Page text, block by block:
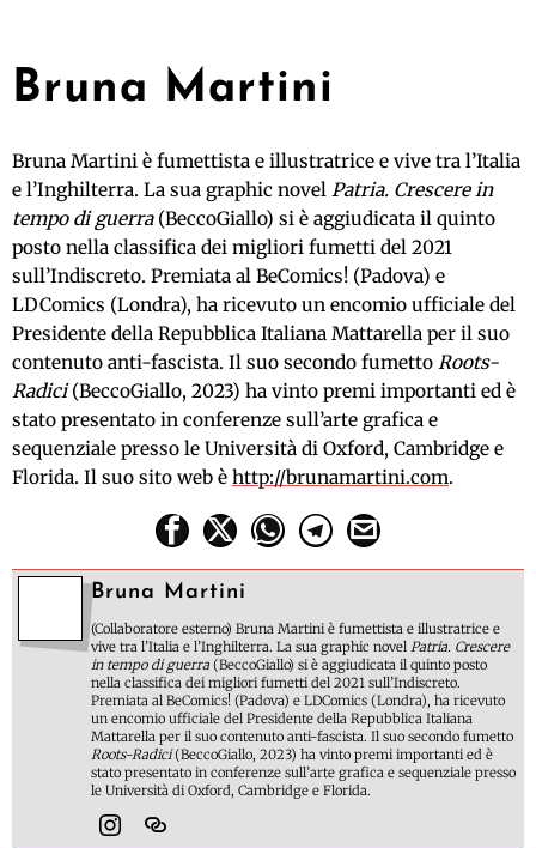
Bruna Martini
Bruna Martini è fumettista e illustratrice e vive tra l’Italia
e l’Inghilterra. La sua graphic novel Patria. Crescere in
tempo di guerra(BeccoGiallo) si è aggiudicata il quinto
posto nella classifica dei migliori fumetti del 2021
sull’Indiscreto. Premiata al BeComics! (Padova) e
LDComics (Londra), ha ricevuto un encomio ufficiale del
Presidente della Repubblica Italiana Mattarella per il suo
contenuto anti-fascista. Il suo secondo fumetto Roots-
Radici(BeccoGiallo, 2023) ha vinto premi importanti ed è
stato presentato in conferenze sull’arte grafica e
sequenziale presso le Università di Oxford, Cambridge e
Florida. Il suo sito web è http://brunamartini.com.
Bruna Martini
(Collaboratore esterno) Bruna Martini è fumettista e illustratrice e
vive tra l’Italia e l’Inghilterra. La sua graphic novel Patria. Crescere
in tempo di guerra (BeccoGiallo) si è aggiudicata il quinto posto
nella classifica dei migliori fumetti del 2021 sull’Indiscreto.
Premiata al BeComics! (Padova) e LDComics (Londra), ha ricevuto
un encomio ufficiale del Presidente della Repubblica Italiana
Mattarella per il suo contenuto anti-fascista. Il suo secondo fumetto
Roots-Radici(BeccoGiallo, 2023) ha vinto premi importanti ed è
stato presentato in conferenze sull’arte grafica e sequenziale presso
le Università di Oxford, Cambridge e Florida.